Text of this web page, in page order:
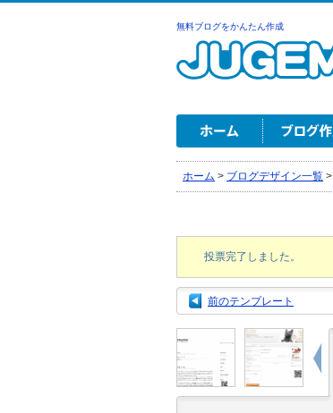
無料ブログをかんたん作成
ホーム > ブログデザイン一覧 >
投票完了しました。
前のテンプレート